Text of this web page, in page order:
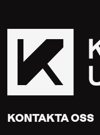
KONTAKTA OSS